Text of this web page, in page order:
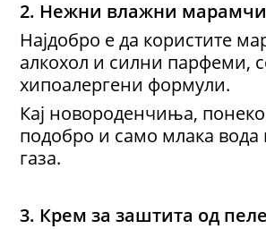
2. Нежни влажни
Најдобро е да користите
алкохол и силни парфеми,
хипоалергени формули.
Кај новороденчиња,
подобро и само млака
газа.
3. Крем за заштита од